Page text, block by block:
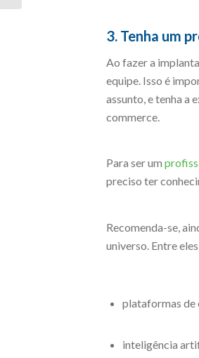
3. Tenha um
Ao fazer a
equipe. Isso é
assunto, e tenha a
commerce.
Para ser um
preciso ter
Recomenda-se,
universo. Entre
plataformas de
inteligência